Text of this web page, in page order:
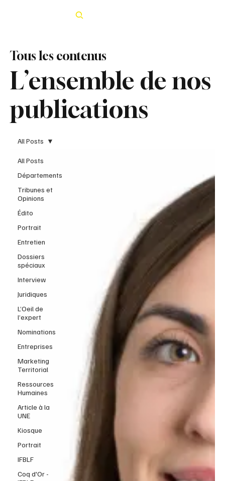
L’ensemble de nos
publications
Tous les contenus
All Posts
Départements
Tribunes et
Opinions
Édito
Portrait
Entretien
Dossiers
spéciaux
Interview
Juridiques
L’Oeil de
l’expert
Nominations
Entreprises
Marketing
Territorial
Ressources
Humaines
Article à la
UNE
Kiosque
Portrait
IFBLF
Coq d'Or -
All Posts